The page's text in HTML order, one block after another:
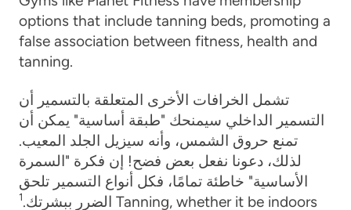
options that include tanning beds, promoting a
false association between fitness, health and
tanning.
تشمل الخرافات الأخرى المتعلقة بالتسمير أن
التسمير الداخلي سيمنحك "طبقة أساسية" يمكن أن
تمنع حروق الشمس، وأنه سيزيل الجلد المعيب.
لذلك، دعونا نفعل بعض فضح! إن فكرة "السمرة
الأساسية" خاطئة تمامًا، فكل أنواع التسمير تلحق
الضرر ببشرتك.1
Tanning, whether it be indoors